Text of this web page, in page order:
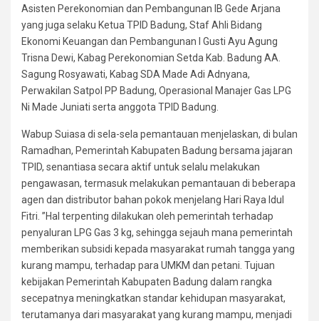
Asisten Perekonomian dan Pembangunan IB Gede Arjana
yang juga selaku Ketua TPID Badung, Staf Ahli Bidang
Ekonomi Keuangan dan Pembangunan I Gusti Ayu Agung
Trisna Dewi, Kabag Perekonomian Setda Kab. Badung AA.
Sagung Rosyawati, Kabag SDA Made Adi Adnyana,
Perwakilan Satpol PP Badung, Operasional Manajer Gas LPG
Ni Made Juniati serta anggota TPID Badung.
Wabup Suiasa di sela-sela pemantauan menjelaskan, di bulan
Ramadhan, Pemerintah Kabupaten Badung bersama jajaran
TPID, senantiasa secara aktif untuk selalu melakukan
pengawasan, termasuk melakukan pemantauan di beberapa
agen dan distributor bahan pokok menjelang Hari Raya Idul
Fitri. ”Hal terpenting dilakukan oleh pemerintah terhadap
penyaluran LPG Gas 3 kg, sehingga sejauh mana pemerintah
memberikan subsidi kepada masyarakat rumah tangga yang
kurang mampu, terhadap para UMKM dan petani. Tujuan
kebijakan Pemerintah Kabupaten Badung dalam rangka
secepatnya meningkatkan standar kehidupan masyarakat,
terutamanya dari masyarakat yang kurang mampu, menjadi